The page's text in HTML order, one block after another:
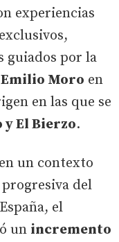
experiencias
guiados por la
Emilio Moro en
en las que se
y El Bierzo.
un contexto
del
el
un incremento